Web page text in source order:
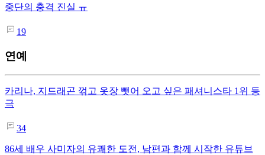
중단의 충격 진실 ㅠ
19
연예
카리나, 지드래곤 꺾고 옷장 뺏어 오고 싶은 패셔니스타 1위 등
극
34
86세 배우 사미자의 유쾌한 도전, 남편과 함께 시작한 유튜브